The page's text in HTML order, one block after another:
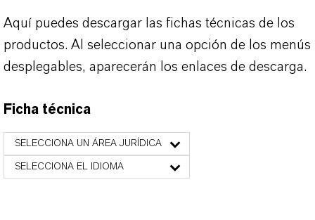
Aquí puedes descargar las fichas técnicas de los
productos. Al seleccionar una opción de los menús
desplegables, aparecerán los enlaces de descarga.
Ficha técnica
SELECCIONA UN ÁREA JURÍDICA
SELECCIONA EL IDIOMA